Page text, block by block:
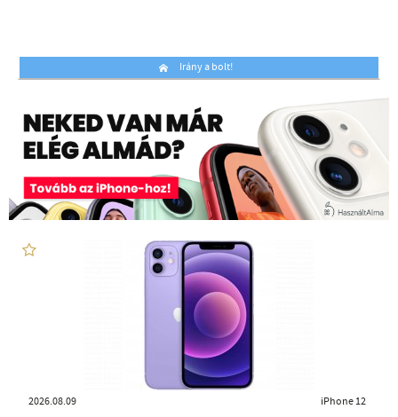
Irány a bolt!
2026.08.09 iPhone 12